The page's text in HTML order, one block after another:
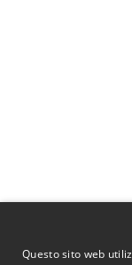
Questo sito web